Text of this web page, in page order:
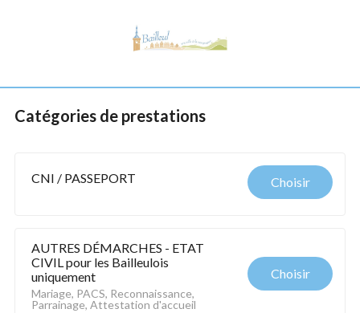
Catégories de prestations
Choisir
CNI / PASSEPORT
Choisir
AUTRES DÉMARCHES - ETAT
CIVIL pour les Bailleulois
uniquement
Mariage, PACS, Reconnaissance,
Parrainage, Attestation d'accueil